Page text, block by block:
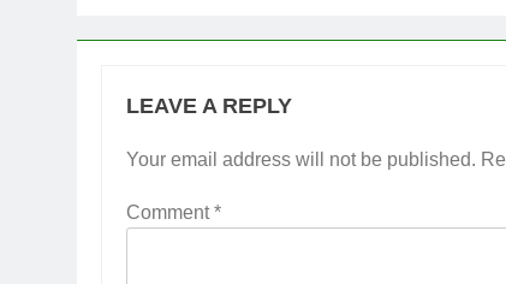
LEAVE A REPLY
Your email address will not be published.
Comment*